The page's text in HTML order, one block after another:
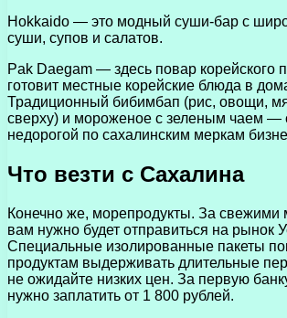
Hokkaido — это модный суши-бар с
суши, супов и салатов.
Pak Daegam — здесь повар корейского
готовит местные корейские блюда в
Традиционный бибимбап (рис, овощи,
сверху) и мороженое с зеленым чаем —
недорогой по сахалинским меркам
Что везти с Сахалина
Конечно же, морепродукты. За свежими
вам нужно будет отправиться на рынок
Специальные изолированные пакеты
продуктам выдерживать длительные
не ожидайте низких цен. За первую
нужно заплатить от 1 800 рублей.